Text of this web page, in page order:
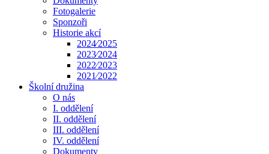
Fotogalerie
Sponzoři
Historie akcí
2024⁄2025
2023⁄2024
2022⁄2023
2021⁄2022
Školní družina
O nás
I. oddělení
II. oddělení
III. oddělení
IV. oddělení
Dokumenty